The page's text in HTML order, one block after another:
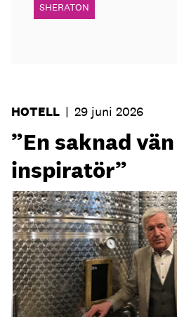
SHERATON
HOTELL | 29 juni 2026
”En saknad
inspiratör”
Ejnar Söder var en drivande kraft
hotellbranchen.